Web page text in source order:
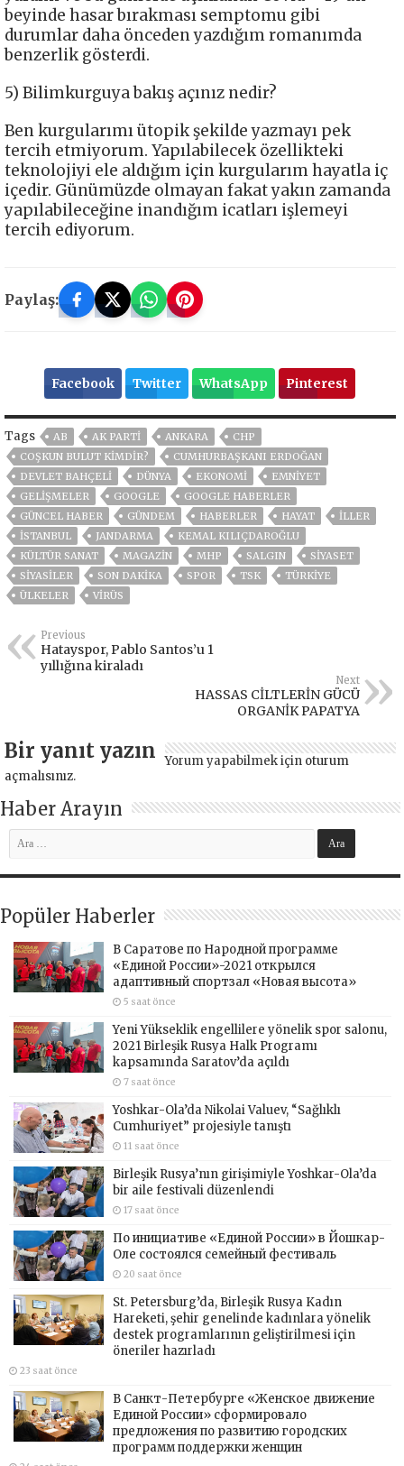
beyinde hasar bırakması semptomu gibi
durumlar daha önceden yazdığım romanımda
benzerlik gösterdi.
5) Bilimkurguya bakış açınız nedir?
Ben kurgularımı ütopik şekilde yazmayı pek
tercih etmiyorum. Yapılabilecek özellikteki
teknolojiyi ele aldığım için kurgularım hayatla iç
içedir. Günümüzde olmayan fakat yakın zamanda
yapılabileceğine inandığım icatları işlemeyi
tercih ediyorum.
Paylaş:
Facebook Twitter WhatsApp Pinterest
Tags AB AK PARTİ ANKARA
CHP
COŞKUN BULUT KIMDIR?
CUMHURBAŞKANI ERDOĞAN
DEVLET BAHÇELİ
DÜNYA EKONOMİ
EMNİYET
GELIŞMELER
GOOGLE
GOOGLE HABERLER
GÜNCEL HABER
GÜNDEM HABERLER HAYAT
İLLER
ISTANBUL
JANDARMA
KEMAL KILIÇDAROĞLU
KÜLTÜR SANAT
MAGAZİN MHP SALGIN
SİYASET
SİYASİLER
SON DAKIKA SPOR TSK
TÜRKİYE
ÜLKELER
VIRÜS
Previous
Hatayspor, Pablo Santos’u 1
yıllığına kiraladı
Next
HASSAS CİLTLERİN GÜCÜ
ORGANİK PAPATYA
Bir yanıt yazın Yorum yapabilmek için oturum
açmalısınız.
Haber Arayın
Popüler Haberler
В Саратове по Народной программе
«Единой России»-2021 открылся
адаптивный спортзал «Новая высота»
5 saat önce
Yeni Yükseklik engellilere yönelik spor salonu,
2021 Birleşik Rusya Halk Programı
kapsamında Saratov’da açıldı
7 saat önce
Yoshkar-Ola’da Nikolai Valuev, “Sağlıklı
Cumhuriyet” projesiyle tanıştı
11 saat önce
Birleşik Rusya’nın girişimiyle Yoshkar-Ola’da
bir aile festivali düzenlendi
17 saat önce
По инициативе «Единой России» в Йошкар-
Оле состоялся семейный фестиваль
20 saat önce
St. Petersburg’da, Birleşik Rusya Kadın
Hareketi, şehir genelinde kadınlara yönelik
destek programlarının geliştirilmesi için
öneriler hazırladı
23 saat önce
В Санкт-Петербурге «Женское движение
Единой России» сформировало
предложения по развитию городских
программ поддержки женщин